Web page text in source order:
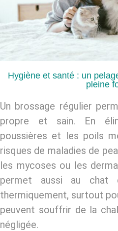
Hygiène et santé : un
pleine
Un brossage régulier
propre et sain. En
poussières et les poils
risques de maladies de
les mycoses ou les
permet aussi au chat
thermiquement, surtout
peuvent souffrir de la
négligée.